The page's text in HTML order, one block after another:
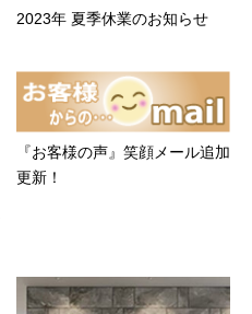
2023年 夏季休業のお知らせ
『お客様の声』笑顔メール追加
更新！